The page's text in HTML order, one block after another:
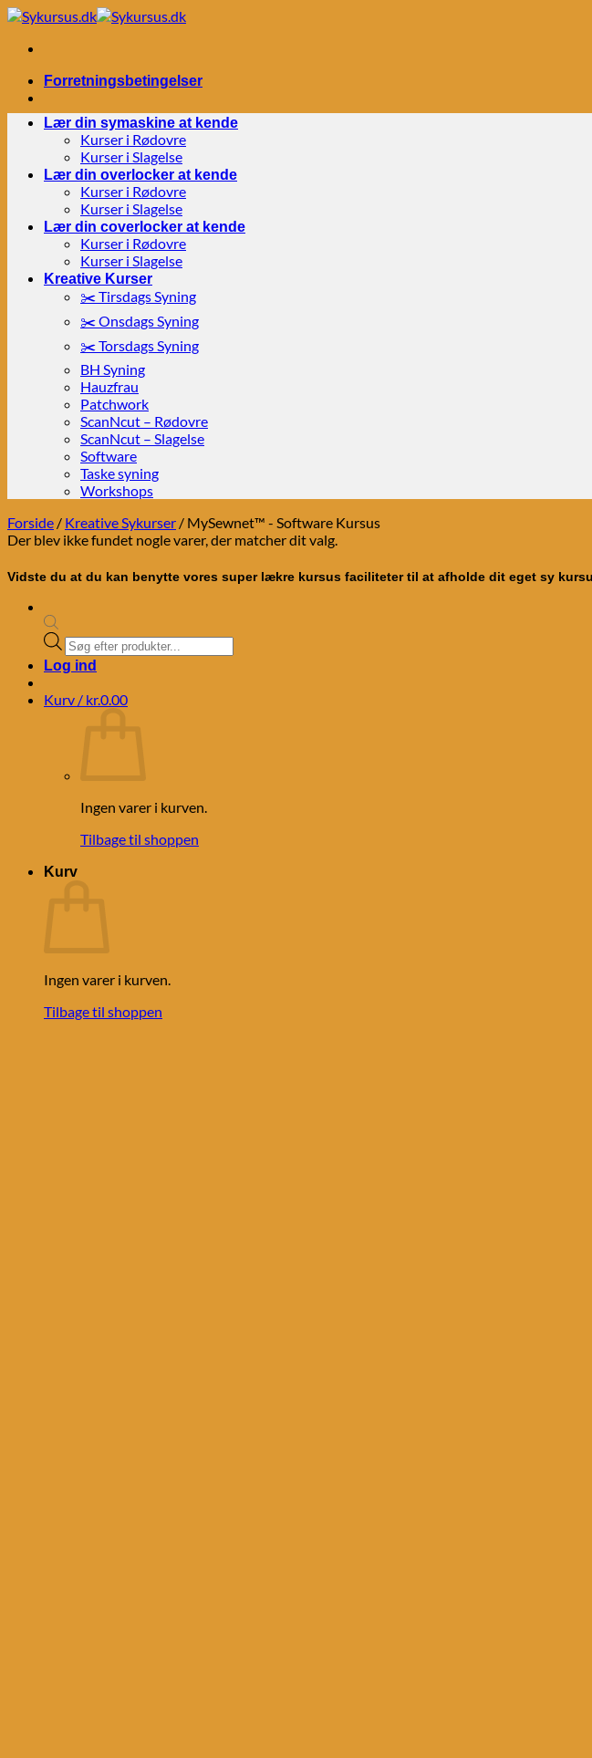
Fortsæt
indhold
Forretningsbetingelser
Products
search
Log ind
Kurv / kr.0.00
Ingen varer i kurven.
Tilbage til shoppen
Kurv
Ingen varer i kurven.
Tilbage til shoppen
Lær din symaskine at kende
Kurser i Rødovre
Kurser i Slagelse
Lær din overlocker at kende
Kurser i Rødovre
Kurser i Slagelse
Lær din coverlocker at kende
Kurser i Rødovre
Kurser i Slagelse
Kreative Kurser
✂️ Tirsdags Syning
✂️ Onsdags Syning
✂️ Torsdags Syning
BH Syning
Hauzfrau
Patchwork
ScanNcut – Rødovre
ScanNcut – Slagelse
Software
Taske syning
Workshops
Forside / Kreative Sykurser / MySewnet™ - Software Kursus
Der blev ikke fundet nogle varer, der matcher dit valg.
Vidste du at du kan benytte vores super lækre kursus faciliteter til at afholde dit eget sy